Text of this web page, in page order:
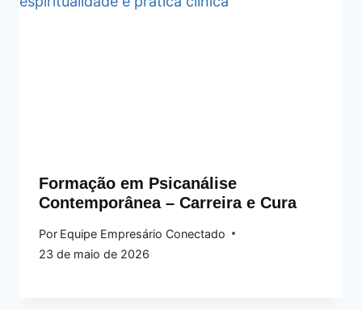
Formação em Psicanálise
Contemporânea – Carreira e Cura
Por Equipe Empresário Conectado
23 de maio de 2026